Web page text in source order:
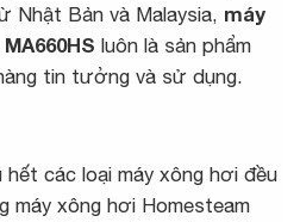
Bản và Malaysia, máy
luôn là sản phẩm
tin tưởng và sử dụng.
các loại máy xông hơi đều
máy xông hơi Homesteam